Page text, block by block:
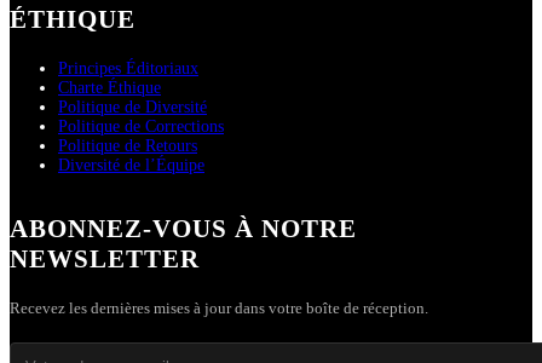
ÉTHIQUE
Principes Éditoriaux
Charte Éthique
Politique de Diversité
Politique de Corrections
Politique de Retours
Diversité de l’Équipe
ABONNEZ-VOUS À NOTRE
NEWSLETTER
Recevez les dernières mises à jour dans votre boîte de réception.